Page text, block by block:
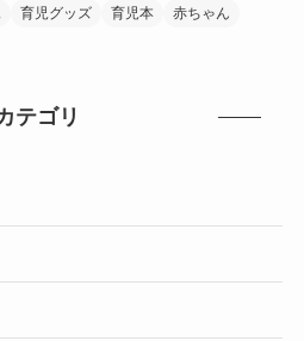
育児グッズ 育児本
赤ちゃん
テゴリ